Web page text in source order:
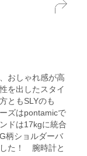
おしゃれ感が高
を出したスタイ
ともSLYのも
ズはpontamicで
ドは17kgに統合
柄ショルダーバ
た！ 腕時計と